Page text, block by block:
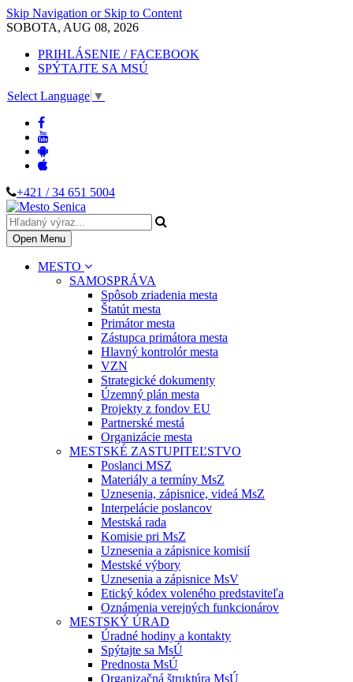
Skip Navigation or Skip to Content
SOBOTA, AUG 08, 2026
PRIHLÁSENIE / FACEBOOK
SPÝTAJTE SA MSÚ
Select Language ▼
+421 / 34 651 5004
Open Menu
MESTO
SAMOSPRÁVA
Spôsob zriadenia mesta
Štatút mesta
Primátor mesta
Zástupca primátora mesta
Hlavný kontrolór mesta
VZN
Strategické dokumenty
Územný plán mesta
Projekty z fondov EU
Partnerské mestá
Organizácie mesta
MESTSKÉ ZASTUPITEĽSTVO
Poslanci MSZ
Materiály a termíny MsZ
Uznesenia, zápisnice, videá MsZ
Interpelácie poslancov
Mestská rada
Komisie pri MsZ
Uznesenia a zápisnice komisií
Mestské výbory
Uznesenia a zápisnice MsV
Etický kódex voleného predstaviteľa
Oznámenia verejných funkcionárov
MESTSKÝ ÚRAD
Úradné hodiny a kontakty
Spýtajte sa MsÚ
Prednosta MsÚ
Organizačná štruktúra MsÚ